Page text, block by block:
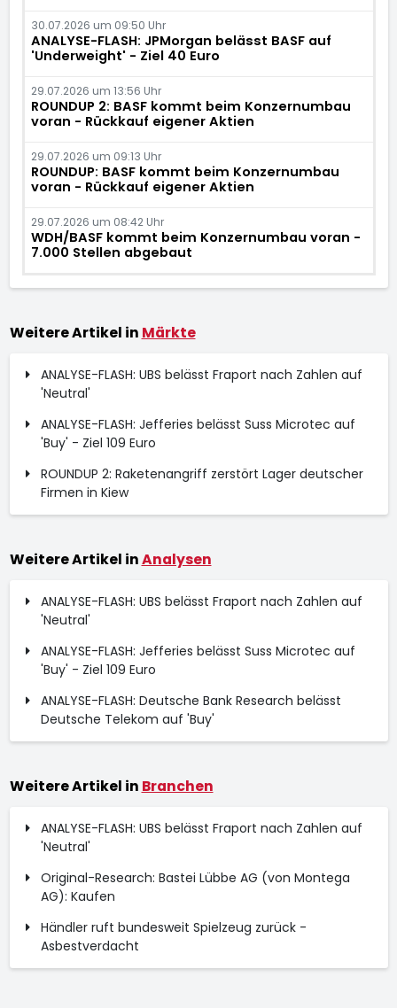
30.07.2026 um 09:50 Uhr
ANALYSE-FLASH: JPMorgan belässt BASF auf
'Underweight' - Ziel 40 Euro
29.07.2026 um 13:56 Uhr
ROUNDUP 2: BASF kommt beim Konzernumbau
voran - Rückkauf eigener Aktien
29.07.2026 um 09:13 Uhr
ROUNDUP: BASF kommt beim Konzernumbau
voran - Rückkauf eigener Aktien
29.07.2026 um 08:42 Uhr
WDH/BASF kommt beim Konzernumbau voran -
7.000 Stellen abgebaut
Weitere Artikel in Märkte
ANALYSE-FLASH: UBS belässt Fraport nach Zahlen auf
'Neutral'
ANALYSE-FLASH: Jefferies belässt Suss Microtec auf
'Buy' - Ziel 109 Euro
ROUNDUP 2: Raketenangriff zerstört Lager deutscher
Firmen in Kiew
Weitere Artikel inAnalysen
ANALYSE-FLASH: UBS belässt Fraport nach Zahlen auf
'Neutral'
ANALYSE-FLASH: Jefferies belässt Suss Microtec auf
'Buy' - Ziel 109 Euro
ANALYSE-FLASH: Deutsche Bank Research belässt
Deutsche Telekom auf 'Buy'
Weitere Artikel in Branchen
ANALYSE-FLASH: UBS belässt Fraport nach Zahlen auf
'Neutral'
Original-Research: Bastei Lübbe AG (von Montega
AG): Kaufen
Händler ruft bundesweit Spielzeug zurück -
Asbestverdacht